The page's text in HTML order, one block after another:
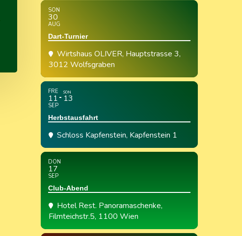
SON
30
AUG
Dart-Turnier
Wirtshaus OLIVER, Hauptstrasse 3,
3012 Wolfsgraben
FRE
11
SEP
SON
13
Herbstausfahrt
Schloss Kapfenstein, Kapfenstein 1
DON
17
SEP
Club-Abend
Hotel Rest. Panoramaschenke,
Filmteichstr.5, 1100 Wien